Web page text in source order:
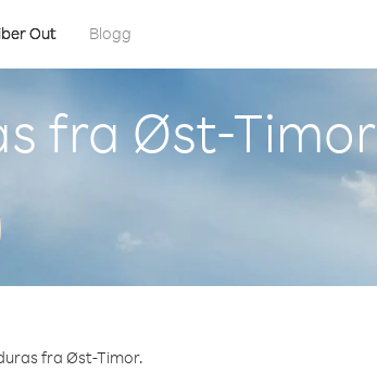
Out Blogg
fra Øst-Timor
fra Øst-Timor.